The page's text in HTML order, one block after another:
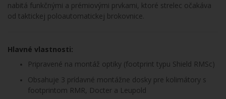
nabitá funkčnými a prémiovými prvkami, ktoré strelec očakáva
od taktickej poloautomatickej brokovnice.
Hlavné vlastnosti:
Pripravené na montáž optiky (footprint typu Shield RMSc)
Obsahuje 3 prídavné montážne dosky pre kolimátory s
footprintom RMR, Docter a Leupold